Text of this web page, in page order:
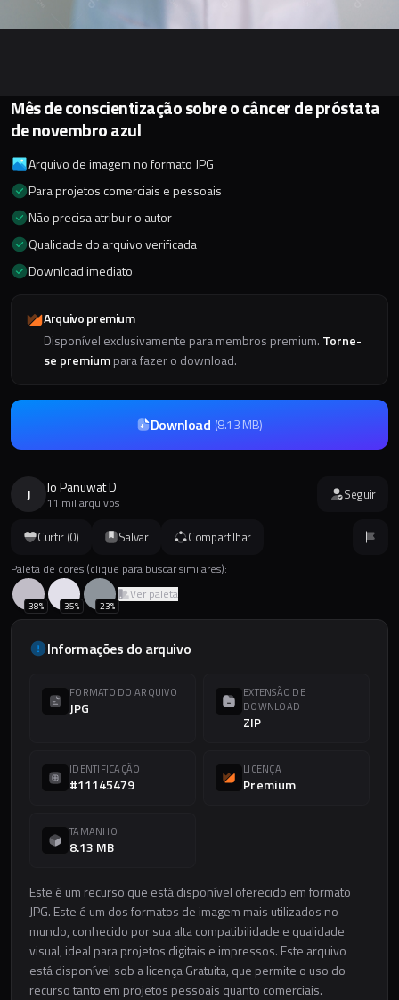
Curtir (0) Salvar Compartilhar
Paleta de cores (clique para buscar similares):
38% 35% 23%
Ver paleta
Informações do arquivo
FORMATO DO ARQUIVO
JPG
EXTENSÃO DE
DOWNLOAD
ZIP
IDENTIFICAÇÃO
#11145479
LICENÇA
Premium
TAMANHO
8.13 MB
Este é um recurso que está disponível oferecido em formato
JPG. Este é um dos formatos de imagem mais utilizados no
mundo, conhecido por sua alta compatibilidade e qualidade
visual, ideal para projetos digitais e impressos. Este arquivo
está disponível sob a licença Gratuita, que permite o uso do
recurso tanto em projetos pessoais quanto comerciais.
Mês de conscientização sobre o câncer de próstata
de novembro azul
Arquivo de imagem no formato JPG
Para projetos comerciais e pessoais
Não precisa atribuir o autor
Qualidade do arquivo verificada
Download imediato
Arquivo premium
Disponível exclusivamente para membros premium. Torne-
se premiumpara fazer o download.
Download (8.13 MB)
J Jo Panuwat D
11 mil arquivos Seguir